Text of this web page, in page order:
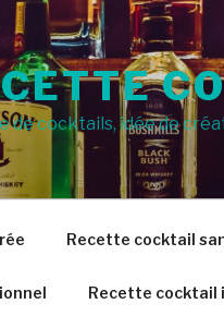
de cocktails, idée de
Recette cocktail
Recette cocktail